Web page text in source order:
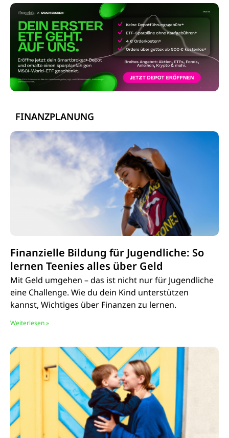
FINANZPLANUNG
Finanzielle Bildung für Jugendliche: So
lernen Teenies alles über Geld
Mit Geld umgehen – das ist nicht nur für Jugendliche
eine Challenge. Wie du dein Kind unterstützen
kannst, Wichtiges über Finanzen zu lernen.
Weiterlesen »